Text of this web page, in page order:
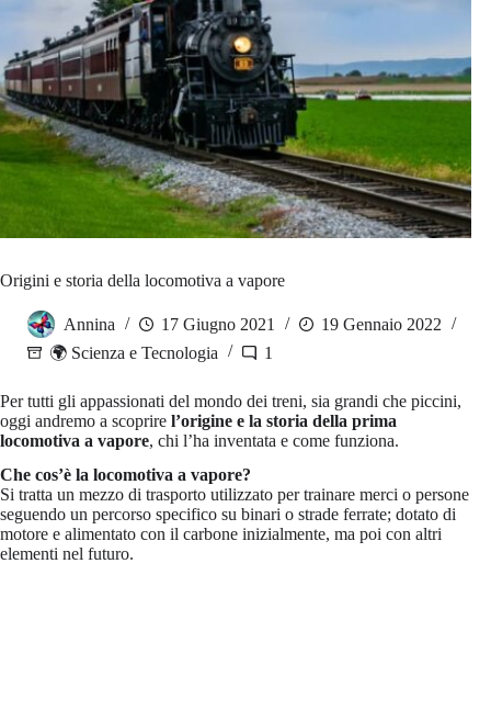
Origini e storia della locomotiva a vapore
Annina 17 Giugno 2021
19 Gennaio 2022
🌍 Scienza e Tecnologia
1
Per tutti gli appassionati del mondo dei treni, sia grandi che piccini,
oggi andremo a scoprire l’origine e la storia della prima
locomotiva a vapore, chi l’ha inventata e come funziona.
Che cos’è la locomotiva a vapore?
Si tratta un mezzo di trasporto utilizzato per trainare merci o persone
seguendo un percorso specifico su binari o strade ferrate; dotato di
motore e alimentato con il carbone inizialmente, ma poi con altri
elementi nel futuro.